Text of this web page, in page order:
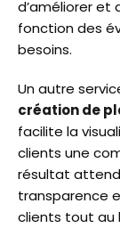
d’améliorer et
fonction des
besoins.
Un autre
création de
facilite la
clients une
résultat
transparence
clients tout au